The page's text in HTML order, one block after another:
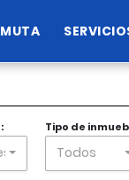
Tipo de
Todos